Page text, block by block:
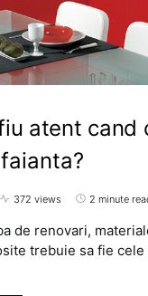
atent cand
372 views 2 minute
de renovari,
trebuie sa fie cele